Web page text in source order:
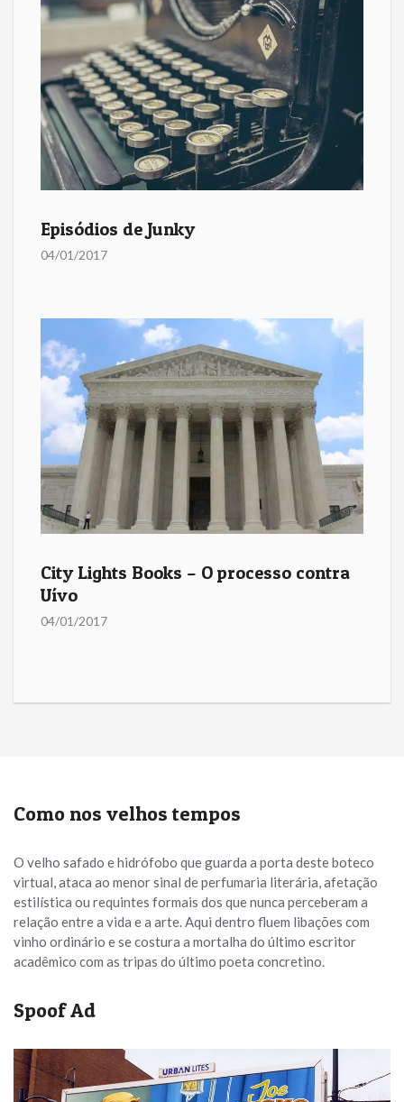
Episódios de Junky
04/01/2017
City Lights Books – O processo contra
Uívo
04/01/2017
Como nos velhos tempos
O velho safado e hidrófobo que guarda a porta deste boteco
virtual, ataca ao menor sinal de perfumaria literária, afetação
estilística ou requintes formais dos que nunca perceberam a
relação entre a vida e a arte. Aqui dentro fluem libações com
vinho ordinário e se costura a mortalha do último escritor
acadêmico com as tripas do último poeta concretino.
Spoof Ad